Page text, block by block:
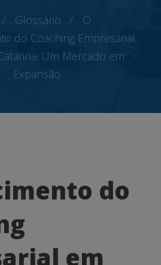
Glossário
O
do Coaching Empresarial
Um Mercado em
Expansão
do
em